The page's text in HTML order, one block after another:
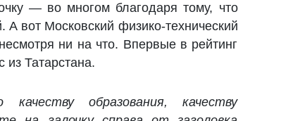
— во многом благодаря тому, что
вот Московский физико-технический
ни на что. Впервые в рейтинг
Татарстана.
образования, качеству